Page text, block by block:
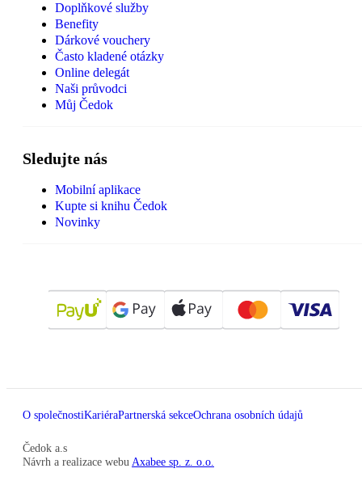
Doplňkové služby
Benefity
Dárkové vouchery
Často kladené otázky
Online delegát
Naši průvodci
Můj Čedok
Sledujte nás
Mobilní aplikace
Kupte si knihu Čedok
Novinky
O společnostiKariéraPartnerská sekceOchrana osobních údajů
Čedok a.s
Návrh a realizace webu Axabee sp. z. o.o.